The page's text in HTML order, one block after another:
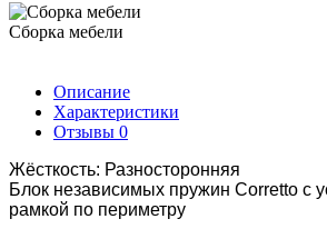
Сборка мебели
Описание
Характеристики
Отзывы 0
Жёсткость: Разносторонняя
Блок независимых пружин Corretto с
рамкой по периметру